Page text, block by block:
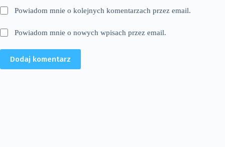
Powiadom mnie o kolejnych komentarzach przez email.
Powiadom mnie o nowych wpisach przez email.
Dodaj komentarz